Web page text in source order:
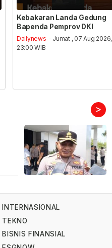
Kebakaran Landa Gedung
Bapenda Pemprov DKI
Dailynews - Jumat , 07 Aug 2026,
23:00 WIB
>
INTERNASIONAL
TEKNO
BISNIS FINANSIAL